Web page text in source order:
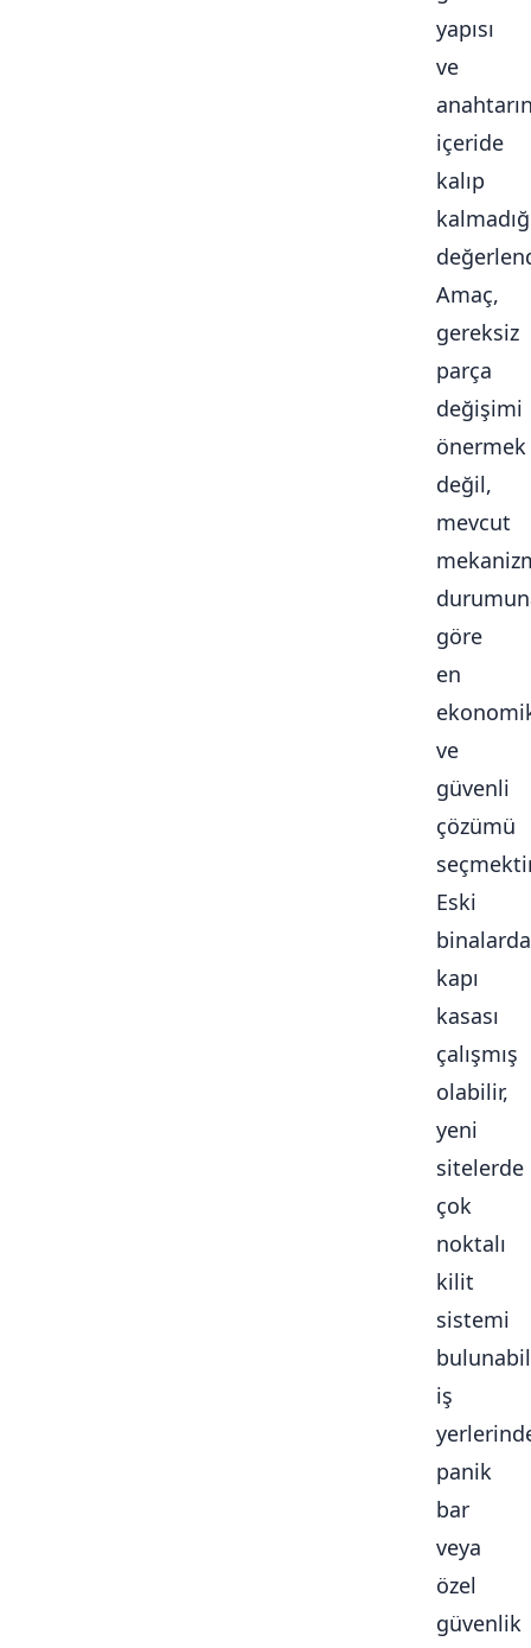
yapısı
ve
içeride
kalıp
Amaç,
gereksiz
parça
değişimi
önermek
değil,
mevcut
göre
en
ve
güvenli
çözümü
Eski
binalarda
kapı
kasası
çalışmış
olabilir,
yeni
sitelerde
çok
noktalı
kilit
sistemi
iş
panik
bar
veya
özel
güvenlik